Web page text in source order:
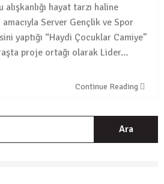
alışkanlığı hayat tarzı haline
Server Gençlik ve Spor
yaptığı “Haydi Çocuklar Camiye”
proje ortağı olarak Lider…
Continue Reading